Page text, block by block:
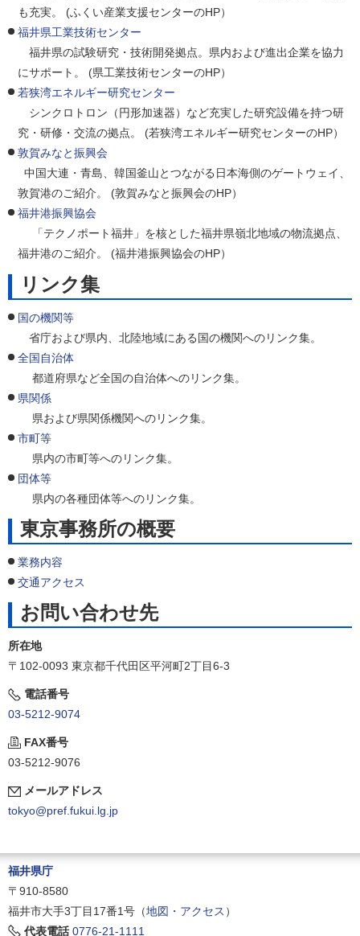
も充実。 (ふくい産業支援センターのHP）
福井県工業技術センター
福井県の試験研究・技術開発拠点。県内および進出企業を協力
にサポート。 (県工業技術センターのHP）
若狭湾エネルギー研究センター
シンクロトロン（円形加速器）など充実した研究設備を持つ研
究・研修・交流の拠点。 (若狭湾エネルギー研究センターのHP）
敦賀みなと振興会
中国大連・青島、韓国釜山とつながる日本海側のゲートウェイ、
敦賀港のご紹介。 (敦賀みなと振興会のHP）
福井港振興協会
「テクノポート福井」を核とした福井県嶺北地域の物流拠点、
福井港のご紹介。 (福井港振興協会のHP）
リンク集
国の機関等
省庁および県内、北陸地域にある国の機関へのリンク集。
全国自治体
都道府県など全国の自治体へのリンク集。
県関係
県および県関係機関へのリンク集。
市町等
県内の市町等へのリンク集。
団体等
県内の各種団体等へのリンク集。
東京事務所の概要
業務内容
交通アクセス
お問い合わせ先
所在地
〒102-0093 東京都千代田区平河町2丁目6-3
電話番号
03-5212-9074
FAX番号
03-5212-9076
メールアドレス
tokyo@pref.fukui.lg.jp
福井県庁
〒910-8580
福井市大手3丁目17番1号（地図・アクセス ）
代表電話 0776-21-1111